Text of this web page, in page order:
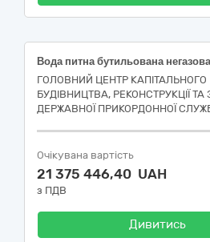
ГОЛОВНИЙ ЦЕНТР КАПІТАЛЬНОГО
БУДІВНИЦТВА, РЕКОНСТРУКЦІЇ ТА
ДЕРЖАВНОЇ ПРИКОРДОННОЇ
Очікувана вартість
21 375 446,40 UAH
з ПДВ
Дивитись